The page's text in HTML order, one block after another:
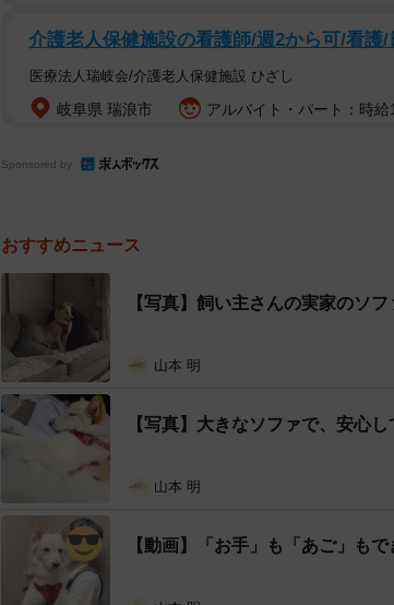
頑張るつるちゃんに声援が届いた本投稿につい
ま両側に娘たちがいたのでこの状態になりました
れそうですが、本人としては不安な空間でとにか
――「エレベーターに乗るのは実家のマンション
みたいです」とリプライでおっしゃっていました。
ごく小さい頃はエレベーターには平気で乗って
くる」という経験を何度か積むうちに、あんま
――「途中で乗ってくる人をいつも驚かせてしま
したね。
介護老人保健施設の看護師/週2から可/看護/
医療法人瑞岐会/介護老人保健施設 ひざし
岐阜県 瑞浪市 アルバイト・パート：時
Sponsored by
おすすめニュース
【写真】飼い主さんの実家のソ
山本 明
【写真】大きなソファで、安心
山本 明
【動画】「お手」も「あご」も